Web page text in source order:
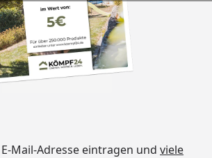
7 Pakete (Größe A)
9 Pakete (Größe B)
Rechteck od.
(optional erhältlich -
"Zubehör")
Kunststoff-/Metall-/
Mail-Adresse eintragen und viele